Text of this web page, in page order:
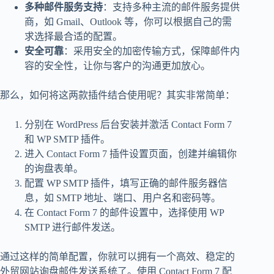
多种邮件服务支持：支持多种主流的邮件服务提供
商，如 Gmail、Outlook 等，你可以根据自己的需
求选择最合适的配置。
安全可靠：采用安全的加密传输方式，保障邮件内
容的安全性，让你与客户的沟通更加放心。
那么，如何将这两款插件结合使用呢？其实非常简单：
分别在 WordPress 后台安装并激活 Contact Form 7
和 WP SMTP 插件。
进入 Contact Form 7 插件设置页面，创建并编辑你
的询盘表单。
配置 WP SMTP 插件，填写正确的邮件服务器信
息，如 SMTP 地址、端口、用户名和密码等。
在 Contact Form 7 的邮件设置中，选择使用 WP
SMTP 进行邮件发送。
通过这样的简单配置，你就可以拥有一个高效、稳定的
外贸网站询盘邮件发送系统了。使用 Contact Form 7 配